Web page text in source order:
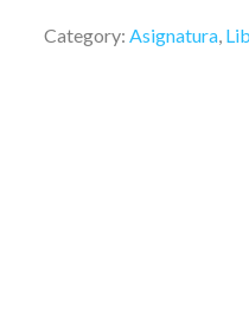
Category:Asignatura,